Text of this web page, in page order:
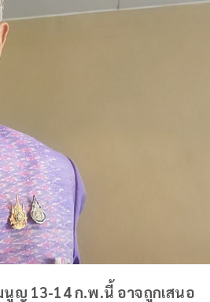
ญ​ 13-14 ก.พ.นี้​ อาจถูกเสนอ